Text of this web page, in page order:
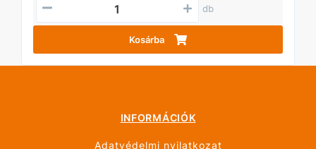
db
Kosárba
INFORMÁCIÓK
Adatvédelmi nyilatkozat